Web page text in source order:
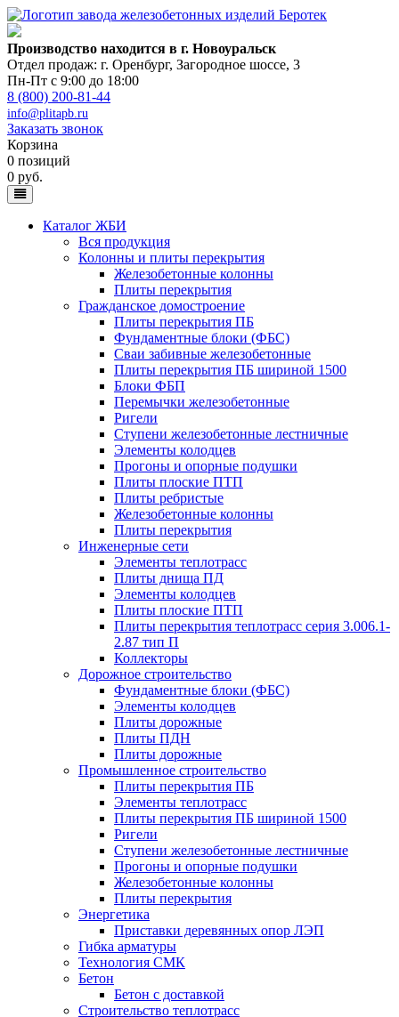
Производство находится в г. Новоуральск
Отдел продаж: г. Оренбург, Загородное шоссе, 3
Пн-Пт с 9:00 до 18:00
8 (800) 200-81-44
info@plitapb.ru
Заказать звонок
Корзина
0 позиций
0 руб.
Каталог ЖБИ
Вся продукция
Колонны и плиты перекрытия
Железобетонные колонны
Плиты перекрытия
Гражданское домостроение
Плиты перекрытия ПБ
Фундаментные блоки (ФБС)
Сваи забивные железобетонные
Плиты перекрытия ПБ шириной 1500
Блоки ФБП
Перемычки железобетонные
Ригели
Ступени железобетонные лестничные
Элементы колодцев
Прогоны и опорные подушки
Плиты плоские ПТП
Плиты ребристые
Железобетонные колонны
Плиты перекрытия
Инженерные сети
Элементы теплотрасс
Плиты днища ПД
Элементы колодцев
Плиты плоские ПТП
Плиты перекрытия теплотрасс серия 3.006.1-
2.87 тип П
Коллекторы
Дорожное строительство
Фундаментные блоки (ФБС)
Элементы колодцев
Плиты дорожные
Плиты ПДН
Плиты дорожные
Промышленное строительство
Плиты перекрытия ПБ
Элементы теплотрасс
Плиты перекрытия ПБ шириной 1500
Ригели
Ступени железобетонные лестничные
Прогоны и опорные подушки
Железобетонные колонны
Плиты перекрытия
Энергетика
Приставки деревянных опор ЛЭП
Гибка арматуры
Технология СМК
Бетон
Бетон с доставкой
Строительство теплотрасс